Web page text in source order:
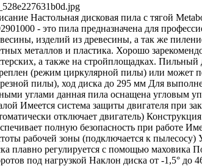
Настольная дисковая пила с тягой
- это пила предназначена для
изделий из древесины, а так же
металлов и пластика. Хорошо
а также на стройплощадках.
(режим циркулярной пилы) или может
пилы), ход диска до 295 мм Для
углами данная пила оснащена угловым
Имеется система защиты двигателя при
отключает двигатель)
полную безопасность при работе
рабочей зоны (подключается к пылесосу)
плавно регулируется с помощью маховика
под нагрузкой Наклон диска от -1,5° до